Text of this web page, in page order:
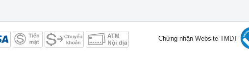
Chứng nhận Website TMĐT